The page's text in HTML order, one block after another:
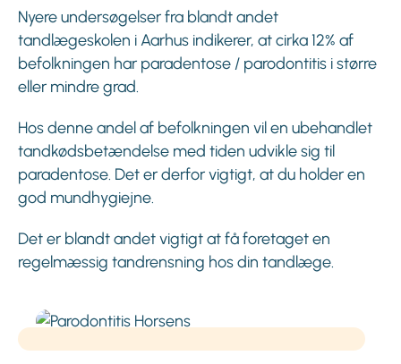
Nyere undersøgelser fra blandt andet
tandlægeskolen i Aarhus indikerer, at cirka 12% af
befolkningen har paradentose / parodontitis i større
eller mindre grad.
Hos denne andel af befolkningen vil en ubehandlet
tandkødsbetændelse med tiden udvikle sig til
paradentose. Det er derfor vigtigt, at du holder en
god mundhygiejne.
Det er blandt andet vigtigt at få foretaget en
regelmæssig tandrensning hos din tandlæge.